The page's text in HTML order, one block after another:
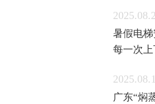
暑假电
每一次
广东“焖